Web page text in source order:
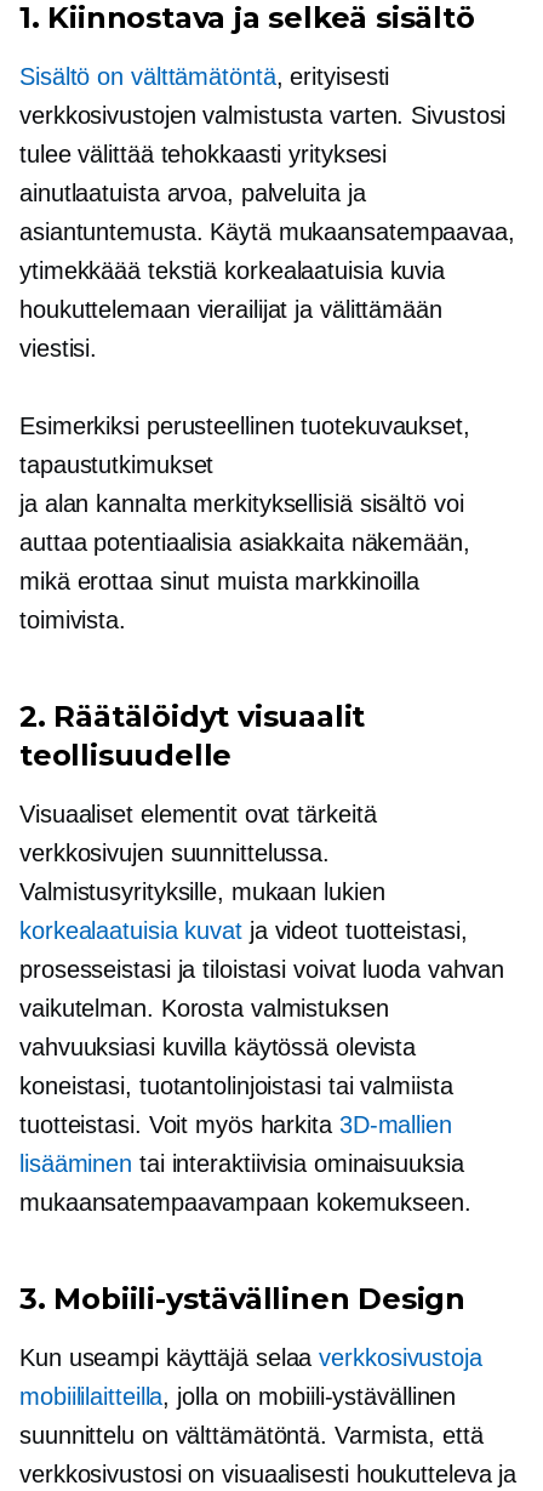
1. Kiinnostava ja selkeä sisältö
Sisältö on välttämätöntä, erityisesti
verkkosivustojen valmistusta varten. Sivustosi
tulee välittää tehokkaasti yrityksesi
ainutlaatuista arvoa, palveluita ja
asiantuntemusta. Käytä mukaansatempaavaa,
ytimekkäää tekstiä korkealaatuisiakuvia
houkuttelemaan vierailijat ja välittämään
viestisi.
Esimerkiksi perusteellinen tuotekuvaukset,
tapaustutkimukset
ja alan kannalta merkityksellisiäsisältö voi
auttaa potentiaalisia asiakkaita näkemään,
mikä erottaa sinut muista markkinoilla
toimivista.
2. Räätälöidyt visuaalit
teollisuudelle
Visuaaliset elementit ovat tärkeitä
verkkosivujen suunnittelussa.
Valmistusyrityksille, mukaan lukien
korkealaatuisiakuvatja videot tuotteistasi,
prosesseistasi ja tiloistasi voivat luoda vahvan
vaikutelman. Korosta valmistuksen
vahvuuksiasi kuvilla käytössä olevista
koneistasi, tuotantolinjoistasi tai valmiista
tuotteistasi. Voit myös harkita 3D-mallien
lisääminen tai interaktiivisia ominaisuuksia
mukaansatempaavampaan kokemukseen.
3. Mobiili-ystävällinen Design
Kun useampi käyttäjä selaaverkkosivustoja
mobiililaitteilla, jolla on mobiili-ystävällinen
suunnittelu on välttämätöntä. Varmista, että
verkkosivustosi on visuaalisesti houkutteleva ja